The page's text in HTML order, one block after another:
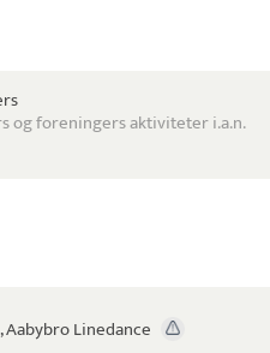
og foreningers aktiviteter i.a.n.
Linedance